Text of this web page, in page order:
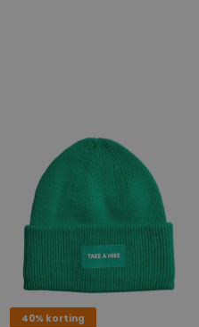
40% korting